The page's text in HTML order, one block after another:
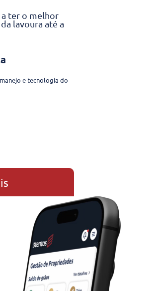
ter o melhor
lavoura até a
e tecnologia do